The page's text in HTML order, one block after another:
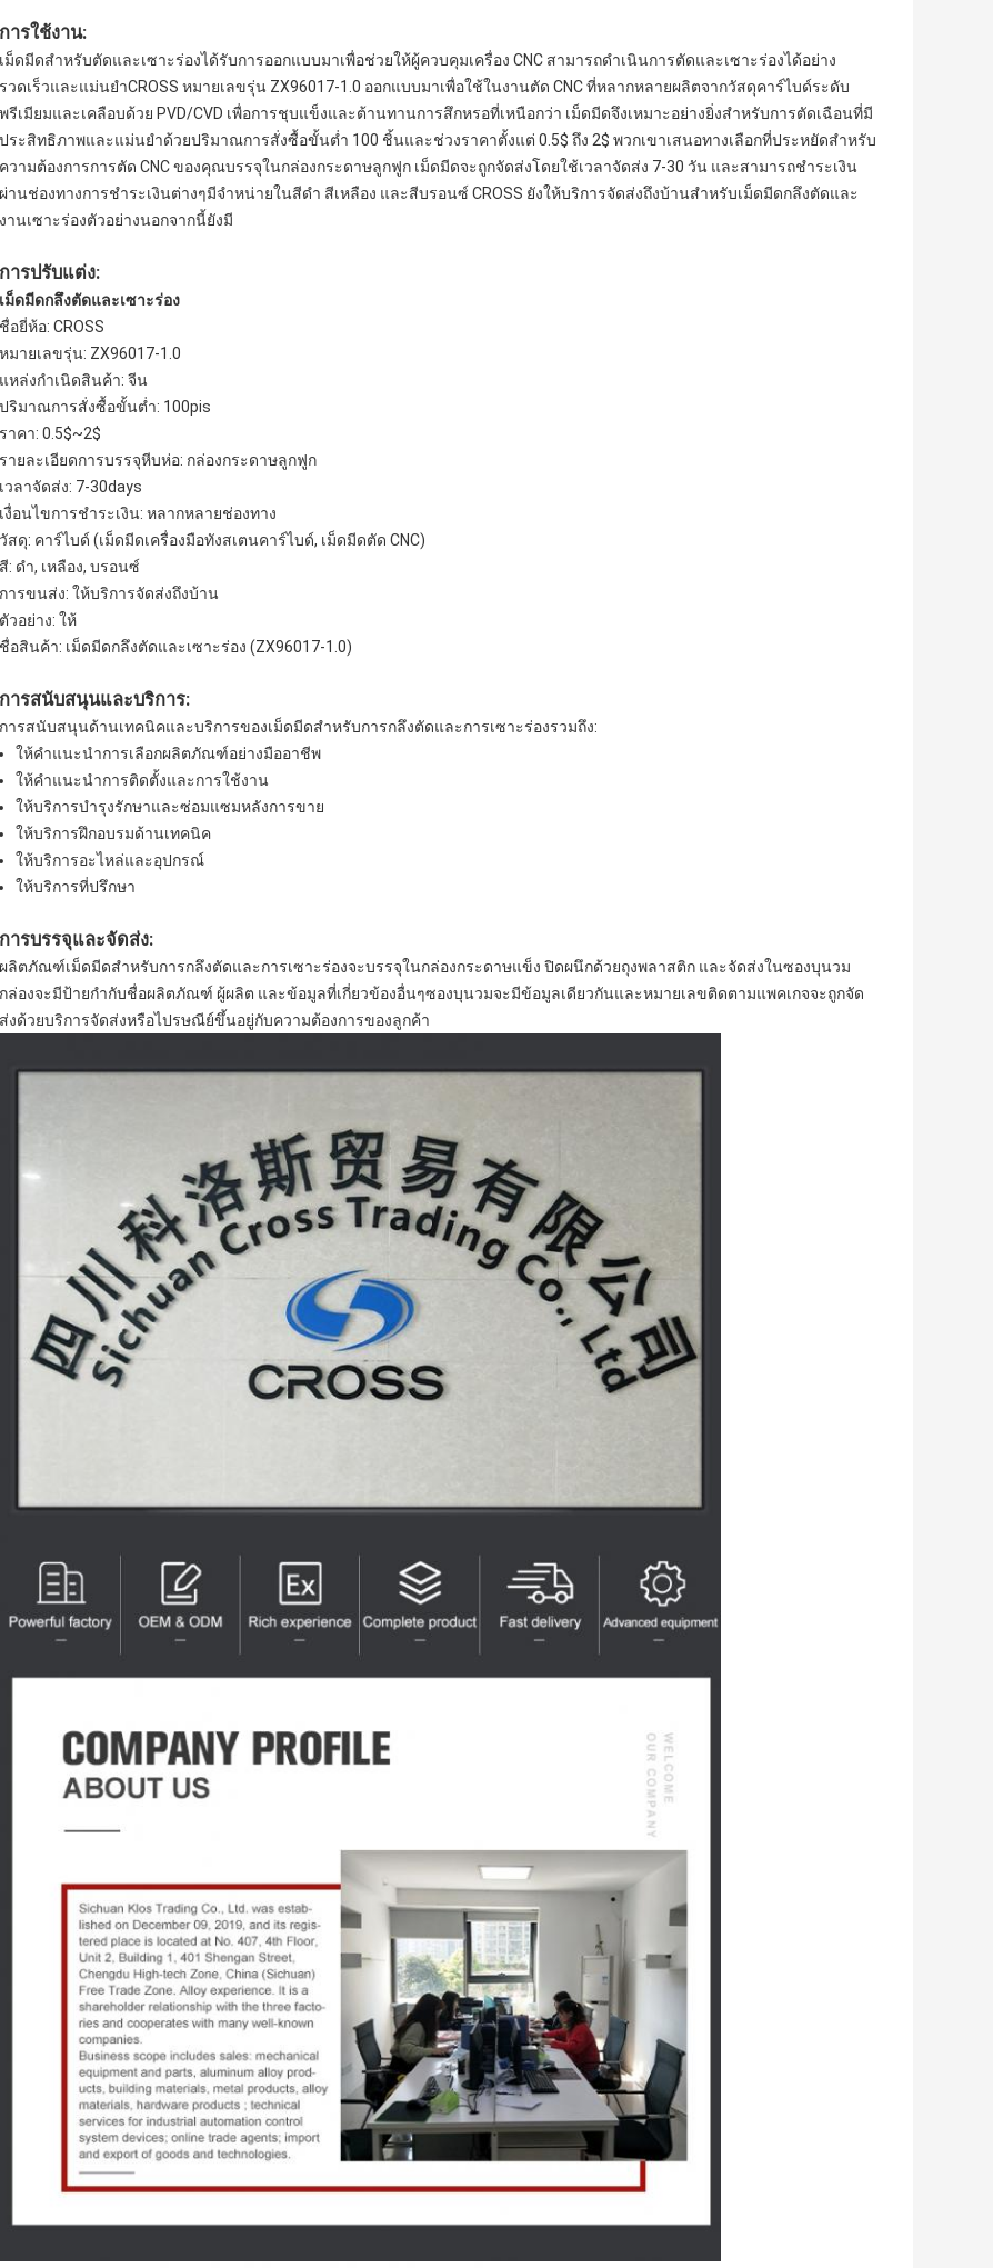
การใช้งาน:
เม็ดมีดสำหรับตัดและเซาะร่องได้รับการออกแบบมาเพื่อช่วยให้ผู้ควบคุมเครื่อง CNC สามารถดำเนินการตัดและเซาะร่องได้อย่าง
รวดเร็วและแม่นยำCROSS หมายเลขรุ่น ZX96017-1.0 ออกแบบมาเพื่อใช้ในงานตัด CNC ที่หลากหลายผลิตจากวัสดุคาร์ไบด์ระดับ
พรีเมียมและเคลือบด้วย PVD/CVD เพื่อการชุบแข็งและต้านทานการสึกหรอที่เหนือกว่า เม็ดมีดจึงเหมาะอย่างยิ่งสำหรับการตัดเฉือนที่มี
ประสิทธิภาพและแม่นยำด้วยปริมาณการสั่งซื้อขั้นต่ำ 100 ชิ้นและช่วงราคาตั้งแต่ 0.5$ ถึง 2$ พวกเขาเสนอทางเลือกที่ประหยัดสำหรับ
ความต้องการการตัด CNC ของคุณบรรจุในกล่องกระดาษลูกฟูก เม็ดมีดจะถูกจัดส่งโดยใช้เวลาจัดส่ง 7-30 วัน และสามารถชำระเงิน
ผ่านช่องทางการชำระเงินต่างๆมีจำหน่ายในสีดำ สีเหลือง และสีบรอนซ์ CROSS ยังให้บริการจัดส่งถึงบ้านสำหรับเม็ดมีดกลึงตัดและ
งานเซาะร่องตัวอย่างนอกจากนี้ยังมี
การปรับแต่ง:
เม็ดมีดกลึงตัดและเซาะร่อง
ชื่อยี่ห้อ: CROSS
หมายเลขรุ่น: ZX96017-1.0
แหล่งกำเนิดสินค้า: จีน
ปริมาณการสั่งซื้อขั้นต่ำ: 100pis
ราคา: 0.5$~2$
รายละเอียดการบรรจุหีบห่อ: กล่องกระดาษลูกฟูก
เวลาจัดส่ง: 7-30days
เงื่อนไขการชำระเงิน: หลากหลายช่องทาง
วัสดุ: คาร์ไบด์ (เม็ดมีดเครื่องมือทังสเตนคาร์ไบด์, เม็ดมีดตัด CNC)
สี: ดำ, เหลือง, บรอนซ์
การขนส่ง: ให้บริการจัดส่งถึงบ้าน
ตัวอย่าง: ให้
ชื่อสินค้า: เม็ดมีดกลึงตัดและเซาะร่อง (ZX96017-1.0)
การสนับสนุนและบริการ:
การสนับสนุนด้านเทคนิคและบริการของเม็ดมีดสำหรับการกลึงตัดและการเซาะร่องรวมถึง:
ให้คำแนะนำการเลือกผลิตภัณฑ์อย่างมืออาชีพ
ให้คำแนะนำการติดตั้งและการใช้งาน
ให้บริการบำรุงรักษาและซ่อมแซมหลังการขาย
ให้บริการฝึกอบรมด้านเทคนิค
ให้บริการอะไหล่และอุปกรณ์
ให้บริการที่ปรึกษา
การบรรจุและจัดส่ง:
ผลิตภัณฑ์เม็ดมีดสำหรับการกลึงตัดและการเซาะร่องจะบรรจุในกล่องกระดาษแข็ง ปิดผนึกด้วยถุงพลาสติก และจัดส่งในซองบุนวม
กล่องจะมีป้ายกำกับชื่อผลิตภัณฑ์ ผู้ผลิต และข้อมูลที่เกี่ยวข้องอื่นๆซองบุนวมจะมีข้อมูลเดียวกันและหมายเลขติดตามแพคเกจจะถูกจัด
ส่งด้วยบริการจัดส่งหรือไปรษณีย์ขึ้นอยู่กับความต้องการของลูกค้า